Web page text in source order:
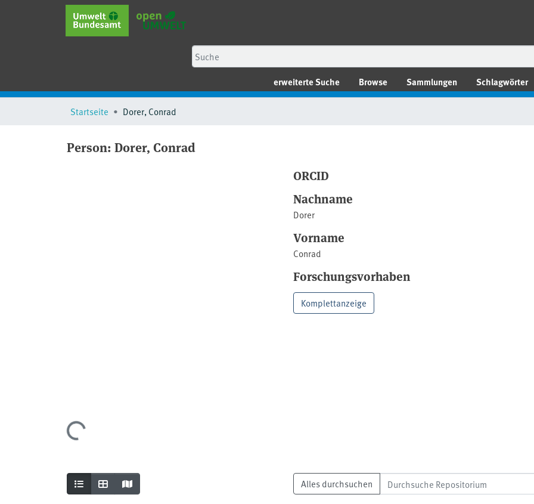
erweiterte Suche Browse Sammlungen Schlagwörter
Startseite Dorer, Conrad
Person: Dorer, Conrad
Lade...
ORCID
Nachname
Dorer
Vorname
Conrad
Forschungsvorhaben
Komplettanzeige
Als Karte anzeigen Alles durchsuchen